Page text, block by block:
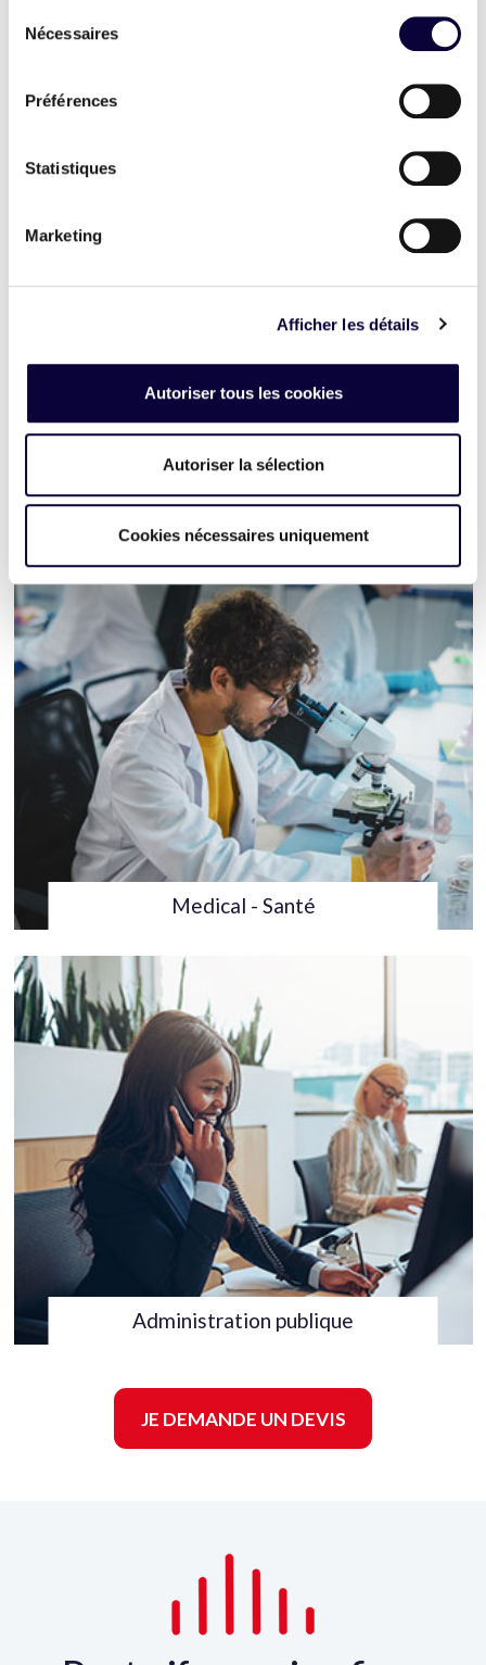
Nécessaires
Préférences
Statistiques
Marketing
Afficher les détails
Autoriser tous les cookies
Autoriser la sélection
Cookies nécessaires uniquement
Retail et e-commerce
Medical - Santé
Administration publique
JE DEMANDE UN DEVIS